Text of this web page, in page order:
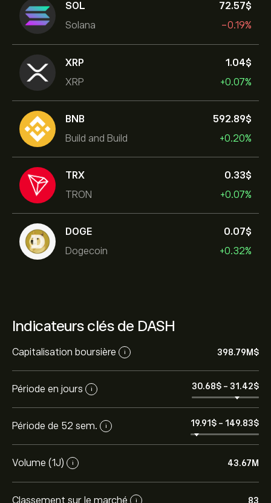
SOL
Solana
72.57‎$‎
-0.19%
XRP
XRP
1.04‎$‎
+0.07%
BNB
Build and Build
592.89‎$‎
+0.20%
TRX
TRON
0.33‎$‎
+0.07%
DOGE
Dogecoin
0.07‎$‎
+0.32%
Indicateurs clés de DASH
Capitalisation boursière i 398.79M‎$‎
Période en jours i 30.68‎$‎ - 31.42‎$‎
Période de 52 sem. i 19.91‎$‎ - 149.83‎$‎
Volume (1J) i 43.67M
Classement sur le marché i 83